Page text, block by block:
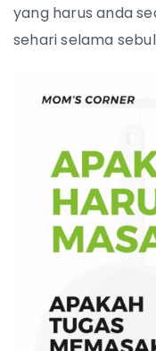
yang harus anda
sehari selama